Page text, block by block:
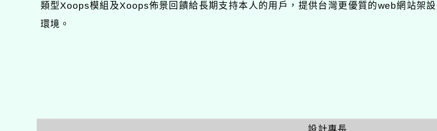
類型Xoops模組及Xoops佈景回饋給長期支持本人的用戶，提供台灣更優質的web網站架設
環境。